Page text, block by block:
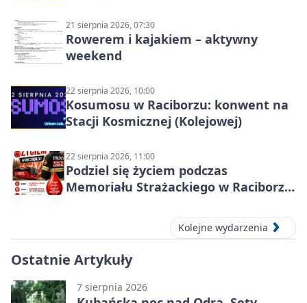
21 sierpnia 2026, 07:30
Rowerem i kajakiem – aktywny
weekend
22 sierpnia 2026, 10:00
Kosumosu w Raciborzu: konwent na
Stacji Kosmicznej (Kolejowej)
22 sierpnia 2026, 11:00
Podziel się życiem podczas
Memoriału Strażackiego w Raciborzu
Kolejne wydarzenia
Ostatnie Artykuły
7 sierpnia 2026